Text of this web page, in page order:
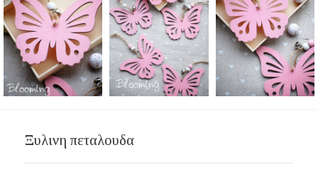
Ξυλινη πεταλουδα